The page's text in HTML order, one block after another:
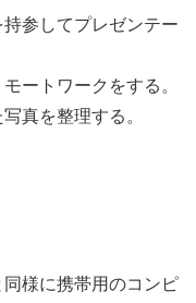
持参してプレゼンテー
ートワークをする。
真を整理する。
同様に携帯用のコンピ